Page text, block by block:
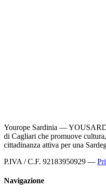
Yourope Sardinia —
di Cagliari che promuove
cittadinanza attiva per una
P.IVA / C.F. 92183950929 —
Navigazione